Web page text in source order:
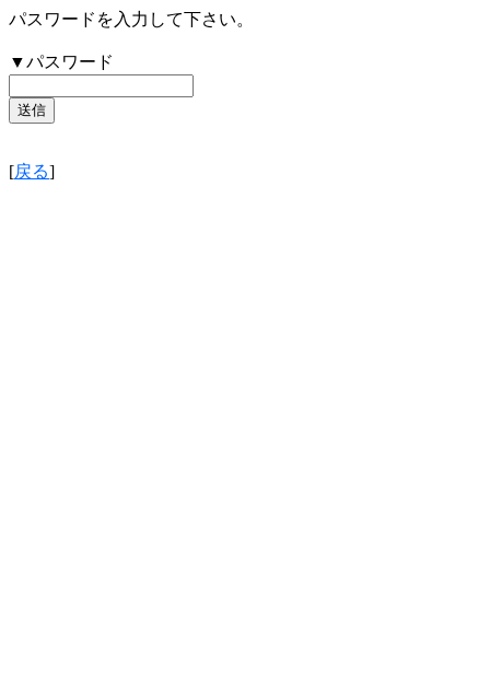
パスワードを入力して下さい。
▼パスワード
[戻る]